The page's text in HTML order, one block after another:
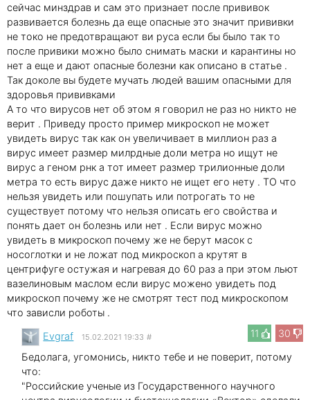
сейчас минздрав и сам это признает после прививок
развивается болезнь да еще опасные это значит прививки
не токо не предотвращают ви руса если бы было так то
после привики можно было снимать маски и карантины но
нет а еще и дают опасные болезни как описано в статье .
Так доколе вы будете мучать людей вашим опасными для
здоровья прививками
А то что вирусов нет об этом я говорил не раз но никто не
верит . Приведу просто пример микроскоп не может
увидеть вирус так как он увеличивает в миллион раз а
вирус имеет размер милрдные доли метра но ищут не
вирус а геном рнк а тот имеет размер трилионные доли
метра то есть вирус даже никто не ищет его нету . ТО что
нельзя увидеть или пошупать или потрогать то не
существует потому что нельзя описать его свойства и
понять дает он болезнь или нет . Если вирус можно
увидеть в микроскоп почему же не берут масок с
носоглотки и не ложат под микроскоп а крутят в
центрифуге остужая и нагревая до 60 раз а при этом льют
вазелиновым маслом если вирус можено увидеть под
микроскоп почему же не смотрят тест под микроскопом
что зависли роботы .
11
30
Evgraf 15.02.2021 19:33 #
Бедолага, угомонись, никто тебе и не поверит, потому
что:
"Российские ученые из Государственного научного